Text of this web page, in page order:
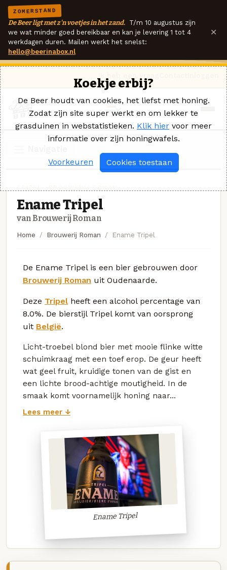
ZOMERSTAND
De Beer ligt met z'n voetjes in het zand. T/m 10 augustus zijn
we wat minder goed bereikbaar en kan je levering 1 tot 4
werkdagen duren. Mailen werkt het snelst:
hello@beerinabox.nl
×
Ename Tripel
van Brouwerij Roman
Home Brouwerij Roman Ename Tripel
De Ename Tripel is een bier gebrouwen door
Brouwerij Roman uit Oudenaarde.
Deze Tripel heeft een alcohol percentage van
8.0%. De bierstijl Tripel komt van oorsprong
uit België.
Licht-troebel blond bier met mooie flinke witte
schuimkraag met een toef erop. De geur heeft
wat geel fruit, kruidige tonen van de gist en
een lichte brood-achtige moutigheid. In de
smaak komt voornamelijk honing naar...
Lees meer ↓
Ename Tripel
Koekje erbij?
De Beer houdt van cookies, het liefst met honing.
Zodat zijn site super werkt en om lekker te
grasduinen in webstatistieken. Klik hier voor meer
informatie over zijn honingwafels.
Voorkeuren Cookies toestaan